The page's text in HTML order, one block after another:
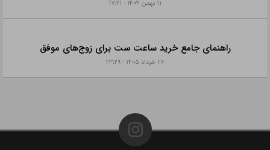
۱۱ بهمن ۱۴۰۴ - ۱۷:۲۱
راهنمای جامع خرید ساعت ست برای زوج‌های موفق
۲۶ خرداد ۱۴۰۵ - ۲۳:۲۹